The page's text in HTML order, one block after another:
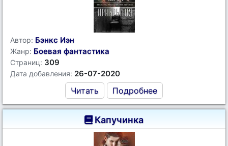
Автор: Бэнкс Иэн
Жанр: Боевая фантастика
Страниц: 309
Дата добавления: 26-07-2020
Читать Подробнее
Капучинка